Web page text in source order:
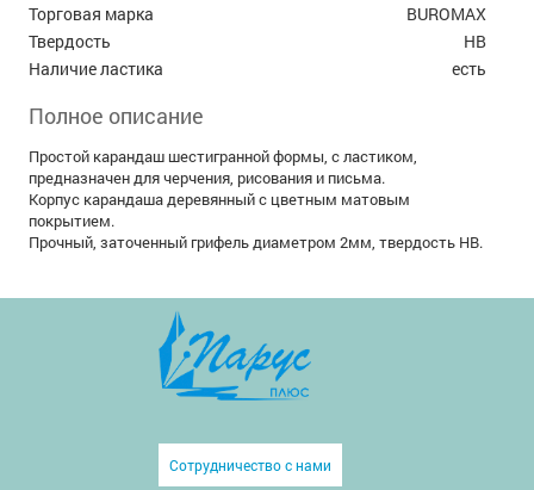
Торговая марка
BUROMAX
Твердость
HB
Наличие ластика
есть
Полное описание
Простой карандаш шестигранной формы, с ластиком,
предназначен для черчения, рисования и письма.
Корпус карандаша деревянный с цветным матовым
покрытием.
Прочный, заточенный грифель диаметром 2мм, твердость НВ.
Сотрудничество с нами